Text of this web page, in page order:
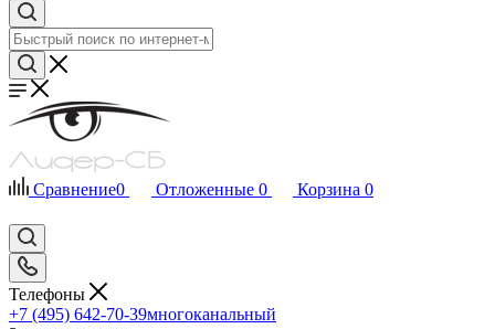
Сравнение0 Отложенные 0 Корзина 0
Телефоны
+7 (495) 642-70-39многоканальный